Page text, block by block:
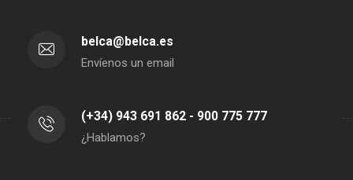
belca@belca.es
Envíenos un email
(+34) 943 691 862 - 900 775 777
¿Hablamos?